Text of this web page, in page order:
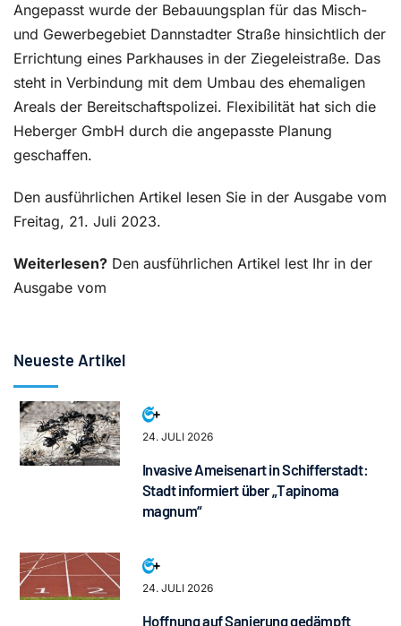
Angepasst wurde der Bebauungsplan für das Misch-
und Gewerbegebiet Dannstadter Straße hinsichtlich der
Errichtung eines Parkhauses in der Ziegeleistraße. Das
steht in Verbindung mit dem Umbau des ehemaligen
Areals der Bereitschaftspolizei. Flexibilität hat sich die
Heberger GmbH durch die angepasste Planung
geschaffen.
Den ausführlichen Artikel lesen Sie in der Ausgabe vom
Freitag, 21. Juli 2023.
Weiterlesen? Den ausführlichen Artikel lest Ihr in der
Ausgabe vom
Neueste Artikel
24. JULI 2026
Invasive Ameisenart in Schifferstadt:
Stadt informiert über „Tapinoma
magnum“
24. JULI 2026
Hoffnung auf Sanierung gedämpft